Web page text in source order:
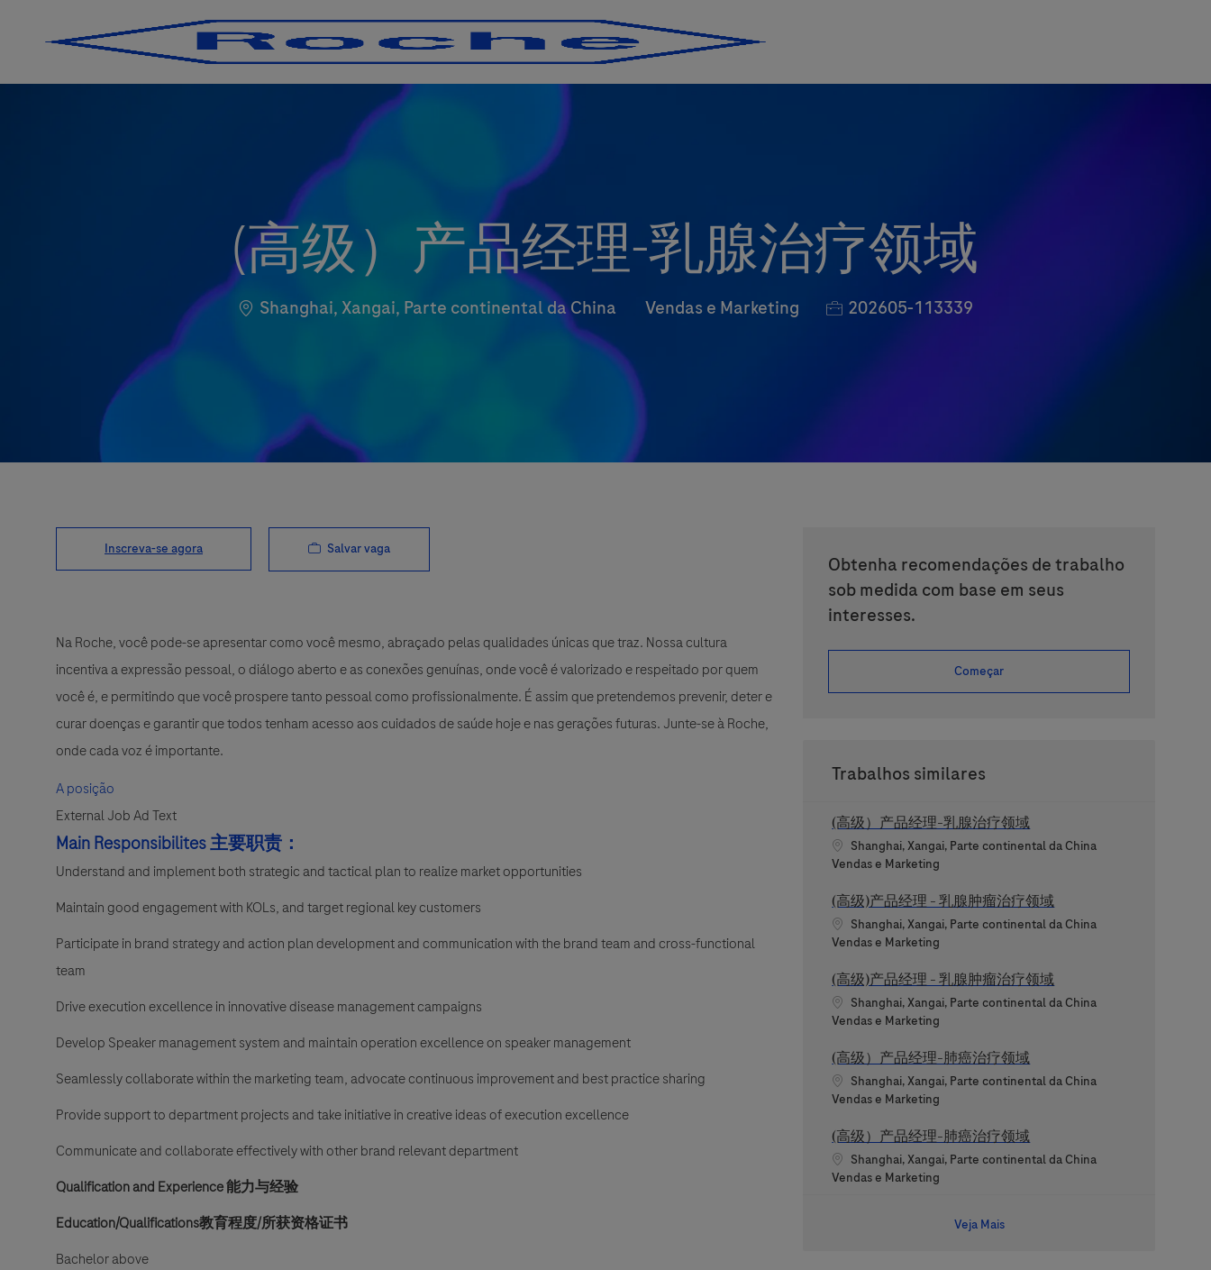
(高级）产品经理-乳腺治疗领域
Localização
Shanghai, Xangai, Parte continental da China Categoria
Vendas e Marketing Job Id202605-113339
Inscreva-se agora Salvar vaga
Na Roche, você pode-se apresentar como você mesmo, abraçado pelas qualidades únicas que traz. Nossa cultura
incentiva a expressão pessoal, o diálogo aberto e as conexões genuínas, onde você é valorizado e respeitado por quem
você é, e permitindo que você prospere tanto pessoal como profissionalmente. É assim que pretendemos prevenir, deter e
curar doenças e garantir que todos tenham acesso aos cuidados de saúde hoje e nas gerações futuras. Junte-se à Roche,
onde cada voz é importante.
A posição
External Job Ad Text
Main Responsibilites主要职责：
Understand and implement both strategic and tactical plan to realize market opportunities
Maintain good engagement with KOLs, and target regional key customers
Participate in brand strategy and action plan development and communication with the brand team and cross-functional
team
Drive execution excellence in innovative disease management campaigns
Develop Speaker management system and maintain operation excellence on speaker management
Seamlessly collaborate within the marketing team, advocate continuous improvement and best practice sharing
Provide support to department projects and take initiative in creative ideas of execution excellence
Communicate and collaborate effectively with other brand relevant department
Qualification and Experience能力与经验
Education/Qualifications教育程度/所获资格证书
Bachelor above
Obtenha recomendações de trabalho
sob medida com base em seus
interesses.
Começar
Trabalhos similares
(高级）产品经理-乳腺治疗领域
Localização
Shanghai, Xangai, Parte continental da China
Categoria
Vendas e Marketing
(高级)产品经理 - 乳腺肿瘤治疗领域
Localização
Shanghai, Xangai, Parte continental da China
Categoria
Vendas e Marketing
(高级)产品经理 - 乳腺肿瘤治疗领域
Localização
Shanghai, Xangai, Parte continental da China
Categoria
Vendas e Marketing
(高级）产品经理-肺癌治疗领域
Localização
Shanghai, Xangai, Parte continental da China
Categoria
Vendas e Marketing
(高级）产品经理-肺癌治疗领域
Localização
Shanghai, Xangai, Parte continental da China
Categoria
Vendas e Marketing
Veja Mais